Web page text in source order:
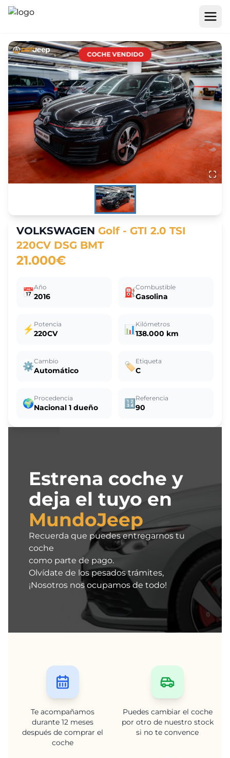
COCHE VENDIDO
VOLKSWAGEN Golf - GTI 2.0 TSI
220CV DSG BMT
21.000€
📅Año
2016 ⛽Combustible
Gasolina
⚡ Potencia
220CV 📊Kilómetros
138.000 km
⚙️Cambio
Automático 🏷️Etiqueta
C
🌍Procedencia
Nacional 1 dueño 🔢 Referencia
90
Estrena coche y
deja el tuyo en
MundoJeep
Recuerda que puedes entregarnos tu
coche
como parte de pago.
Olvídate de los pesados trámites,
¡Nosotros nos ocupamos de todo!
Te acompañamos
durante 12 meses
después de comprar el
coche
Puedes cambiar el coche
por otro de nuestro stock
si no te convence